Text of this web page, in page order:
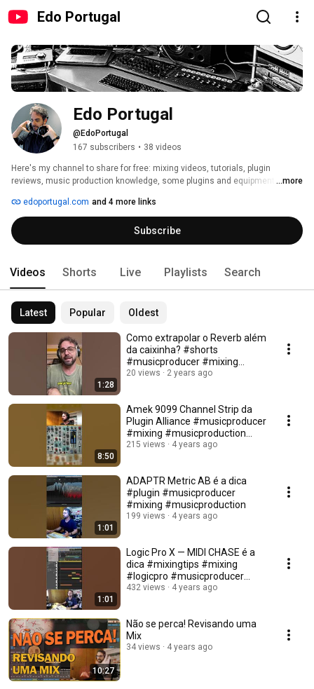
Edo Portugal
Edo Portugal
@EdoPortugal
167 subscribers • 38 videos
Here's my channel to share for free: mixing videos, tutorials, plugin
reviews, music production knowledge, some plugins and equipment
...more
edoportugal.com and 4 more links
Subscribe
Videos Shorts Live Playlists Search
Latest Popular Oldest
1:28
Como extrapolar o Reverb além
da caixinha? #shorts
#musicproducer #mixing
#musicproduction
20 views 2 years ago
8:50
Amek 9099 Channel Strip da
Plugin Alliance #musicproducer
#mixing #musicproduction
#plugin
215 views 4 years ago
1:01
ADAPTR Metric AB é a dica
#plugin #musicproducer
#mixing #musicproduction
199 views 4 years ago
1:01
Logic Pro X — MIDI CHASE é a
dica #mixingtips #mixing
#logicpro #musicproducer
#musicproduction
432 views 4 years ago
10:27
Não se perca! Revisando uma
Mix
34 views 4 years ago